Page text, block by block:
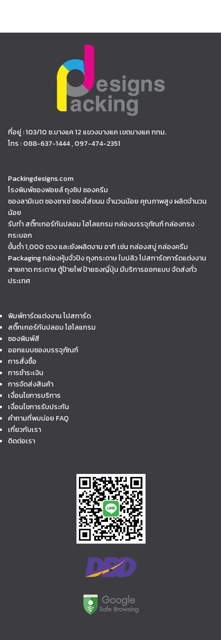
ที่อยู่ : 103/10 ซ.บางแค 12 แขวงบางแค เขตบางแค กทม.
โทร : 088-637-1444 , 097-474-2351
Packingdesigns.com
โรงพิมพ์ซองฟอยล์ ถุงซิป ซองครีม
ซองลามิเนต ซองซาเช่ ซองใส่ขนม จำนวนน้อย คุณภาพสูง ผลิตจำนวน
น้อย
รับทำ สติ๊กเกอร์กันปลอม โฮโลแกรม กล่องบรรจุภัณฑ์ กล่องทรง
กระบอก
ขั้นต่ำ 1,000 ดวง และยังผลิตงาน อาทิ เช่น กล่องสบู่ กล่องครีม
Packaging กล่องหุ้มจั่วปัง ถุงกระดาษ ใบปลิว โปสการ์ดการ์ดแต่งงาน
สายคาด กระดาษ ตู้ป้ายไฟ ป้ายธงญี่ปุ่น มีบริการออกแบบ จัดส่งทั่ว
ประเทศ
พิมพ์การ์ดแต่งงาน โปสการ์ด
สติ๊กเกอร์กันปลอม โฮโลแกรม
ซองพิมพ์สี
ออกแบบซองบรรจุภัณฑ์
การสั่งซื้อ
การชำระเงิน
การจัดส่งสินค้า
เงื่อนไขการบริการ
เงื่อนไขการรับประกัน
คำถามที่พบบ่อย FAQ
เกี่ยวกับเรา
ติดต่อเรา